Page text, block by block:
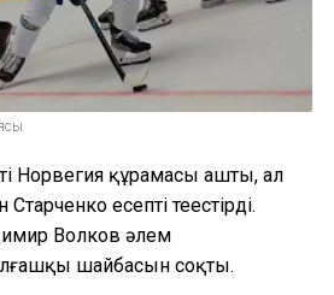
Норвегия құрамасы ашты, ал
есепті теңестірді.
Волков әлем
шайбасын соқты.